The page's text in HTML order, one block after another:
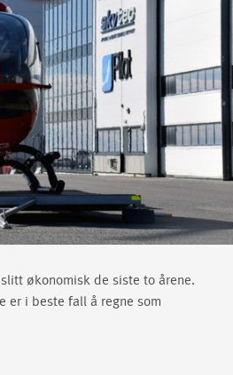
økonomisk de siste to årene.
er i beste fall å regne som